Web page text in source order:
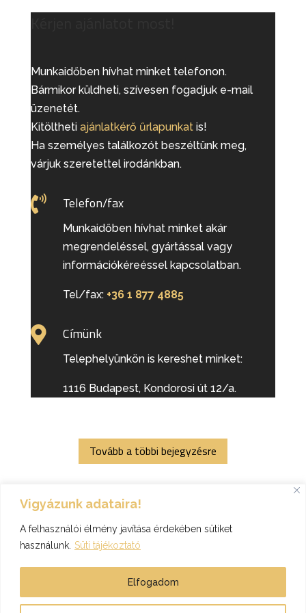
Vigyázunk adataira!
A felhasználói élmény javítása érdekében sütiket
használunk. Süti tájékoztató
Elfogadom
Munkaidőben hívhat minket telefonon.
Bármikor küldheti, szívesen fogadjuk e-mail
üzenetét.
Kitöltheti ajánlatkérő űrlapunkatis!
Ha személyes találkozót beszéltünk meg,
várjuk szeretettel irodánkban.
 Telefon/fax
Munkaidőben hívhat minket akár
megrendeléssel, gyártással vagy
információkéreéssel kapcsolatban.
Tel/fax: +36 1 877 4885
 Címünk
Telephelyünkön is kereshet minket:
1116 Budapest, Kondorosi út 12/a.
Tovább a többi bejegyzésre
T-Mix 2003. Kft. honlapja - Minden jog fenntartva! - 2026.